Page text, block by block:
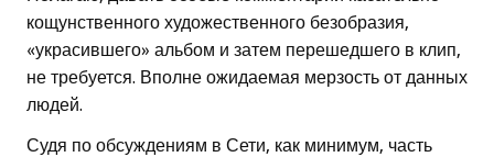
кощунственного художественного безобразия,
«украсившего» альбом и затем перешедшего в клип,
не требуется. Вполне ожидаемая мерзость от данных
людей.
Судя по обсуждениям в Сети, как минимум, часть